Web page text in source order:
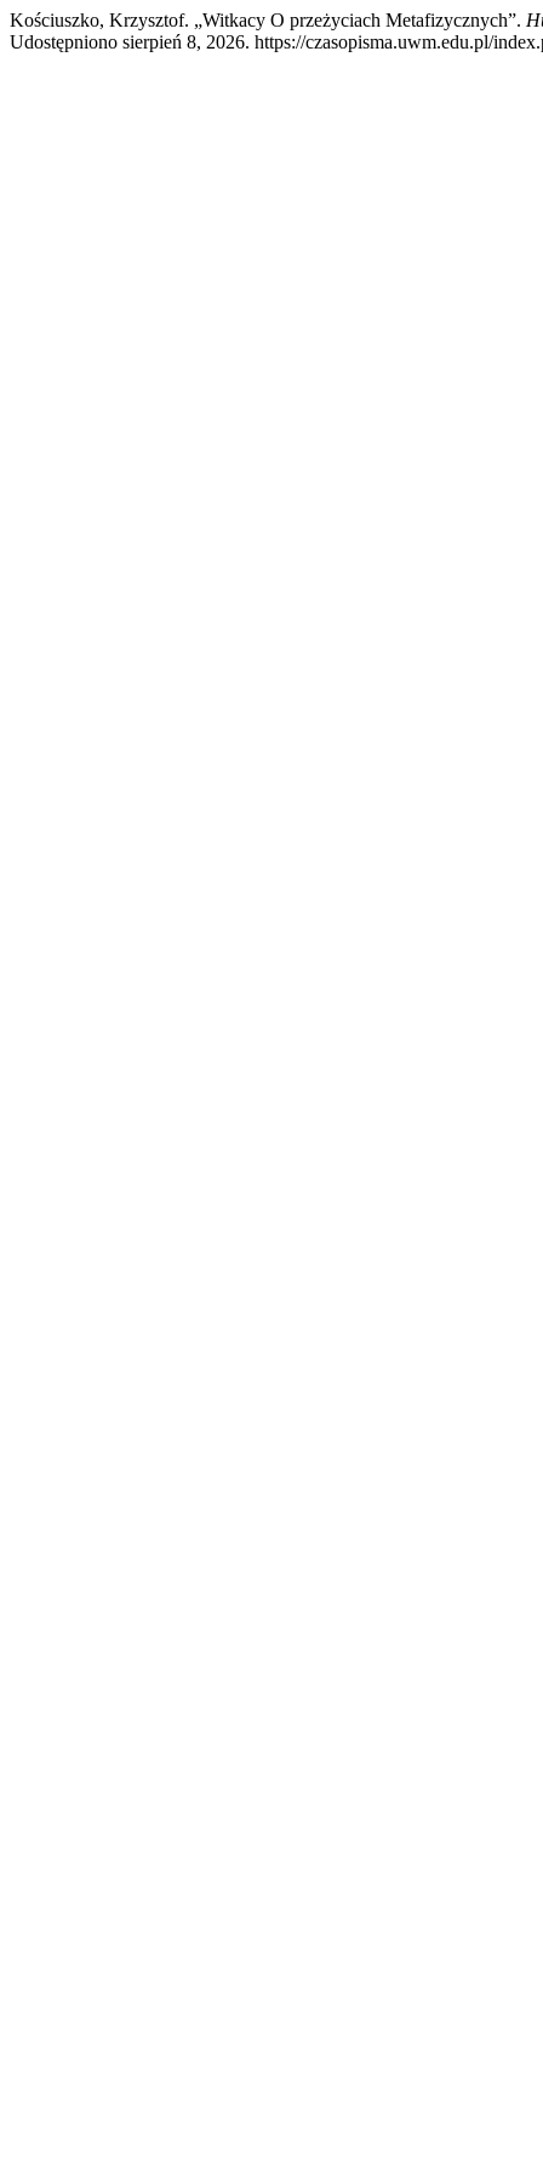
Kościuszko, Krzysztof. „Witkacy O przeżyciach Metafizycznych”.
Udostępniono sierpień 8, 2026. https://czasopisma.uwm.edu.pl/